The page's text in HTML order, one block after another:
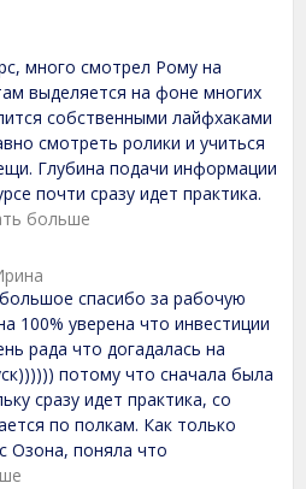
много смотрел Рому на
выделяется на фоне многих
собственными лайфхаками
смотреть ролики и учиться
Глубина подачи информации
почти сразу идет практика.
больше
спасибо за рабочую
100% уверена что инвестиции
рада что догадалась на
потому что сначала была
сразу идет практика, со
по полкам. Как только
Озона, поняла что